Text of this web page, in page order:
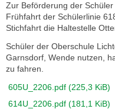
Zur Beförderung der
Frühfahrt der Schülerlinie
Stichfahrt die Haltestelle
Schüler der Oberschule
Garnsdorf, Wende nutzen,
zu fahren.
605U_2206.pdf (225,3 KiB)
614U_2206.pdf (181,1 KiB)